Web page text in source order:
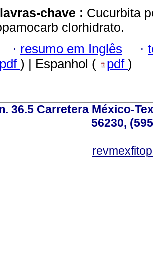
chave : Cucurbita
clorhidrato.
· resumo em Inglês ·
pdf ) | Espanhol ( pdf )
36.5 Carretera México-
56230,